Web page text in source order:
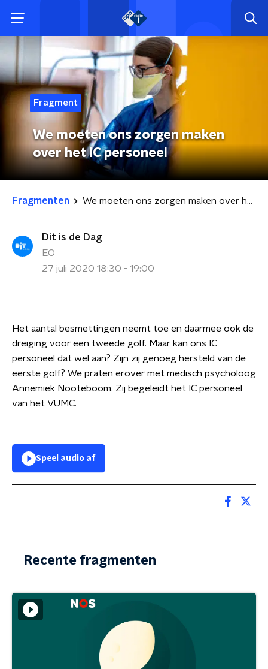
Fragment
We moeten ons zorgen maken
over het IC personeel
Fragmenten We moeten ons zorgen maken over het IC personeel
Dit is de Dag
EO
27 juli 2020 18:30 - 19:00
Het aantal besmettingen neemt toe en daarmee ook de
dreiging voor een tweede golf. Maar kan ons IC
personeel dat wel aan? Zijn zij genoeg hersteld van de
eerste golf? We praten erover met medisch psycholoog
Annemiek Nooteboom. Zij begeleidt het IC personeel
van het VUMC.
Speel audio af
Recente fragmenten